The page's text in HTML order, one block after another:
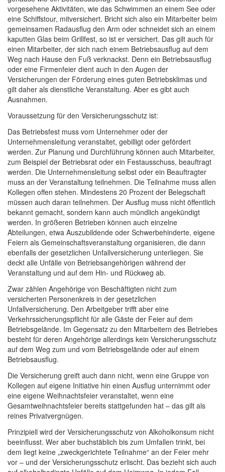
vorgesehene Aktivitäten, wie das Schwimmen an einem See oder
eine Schiffstour, mitversichert. Bricht sich also ein Mitarbeiter beim
gemeinsamen Radausflug den Arm oder schneidet sich an einem
kaputten Glas beim Grillfest, so ist er versichert. Das gilt auch für
einen Mitarbeiter, der sich nach einem Betriebsausflug auf dem
Weg nach Hause den Fuß verknackst. Denn ein Betriebsausflug
oder eine Firmenfeier dient auch in den Augen der
Versicherungen der Förderung eines guten Betriebsklimas und
gilt daher als dienstliche Veranstaltung. Aber es gibt auch
Ausnahmen.
Voraussetzung für den Versicherungsschutz ist:
Das Betriebsfest muss vom Unternehmer oder der
Unternehmensleitung veranstaltet, gebilligt oder gefördert
werden. Zur Planung und Durchführung können auch Mitarbeiter,
zum Beispiel der Betriebsrat oder ein Festausschuss, beauftragt
werden. Die Unternehmensleitung selbst oder ein Beauftragter
muss an der Veranstaltung teilnehmen. Die Teilnahme muss allen
Kollegen offen stehen. Mindestens 20 Prozent der Belegschaft
müssen auch daran teilnehmen. Der Ausflug muss nicht öffentlich
bekannt gemacht, sondern kann auch mündlich angekündigt
werden. In größeren Betrieben können auch einzelne
Abteilungen, etwa Auszubildende oder Schwerbehinderte, eigene
Feiern als Gemeinschaftsveranstaltung organisieren, die dann
ebenfalls der gesetzlichen Unfallversicherung unterliegen. Sie
deckt alle Unfälle von Betriebsangehörigen während der
Veranstaltung und auf dem Hin- und Rückweg ab.
Zwar zählen Angehörige von Beschäftigten nicht zum
versicherten Personenkreis in der gesetzlichen
Unfallversicherung. Den Arbeitgeber trifft aber eine
Verkehrssicherungspflicht für alle Gäste der Feier auf dem
Betriebsgelände. Im Gegensatz zu den Mitarbeitern des Betriebes
besteht für deren Angehörige allerdings kein Versicherungsschutz
auf dem Weg zum und vom Betriebsgelände oder auf einem
Betriebsausflug.
Die Versicherung greift auch dann nicht, wenn eine Gruppe von
Kollegen auf eigene Initiative hin einen Ausflug unternimmt oder
eine eigene Weihnachtsfeier veranstaltet, wenn eine
Gesamtweihnachtsfeier bereits stattgefunden hat – das gilt als
reines Privatvergnügen.
Prinzipiell wird der Versicherungsschutz von Alkoholkonsum nicht
beeinflusst. Wer aber buchstäblich bis zum Umfallen trinkt, bei
dem liegt keine „zweckgerichtete Teilnahme“ an der Feier mehr
vor – und der Versicherungsschutz erlischt. Das bezieht sich auch